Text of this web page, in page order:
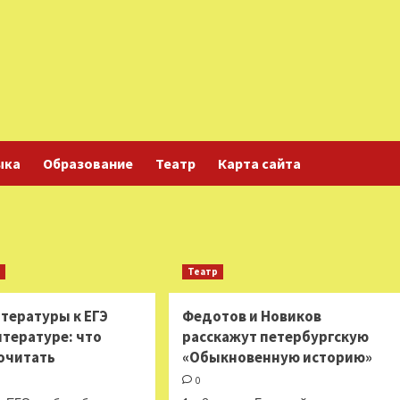
Образование Театр Карта сайта
к ЕГЭ
что
Театр
Федотов и Новиков
расскажут петербургскую
«Обыкновенную историю»
0